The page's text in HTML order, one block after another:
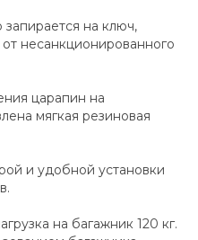
на ключ,
несанкционированного
царапин на
мягкая резиновая
и удобной установки
на багажник 120 кг.